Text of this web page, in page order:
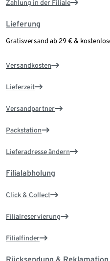
Zahlung in der Filiale
Lieferung
Gratisversand ab 29 € &
Versandkosten
Lieferzeit
Versandpartner
Packstation
Lieferadresse ändern
Filialabholung
Click & Collect
Filialreservierung
Filialfinder